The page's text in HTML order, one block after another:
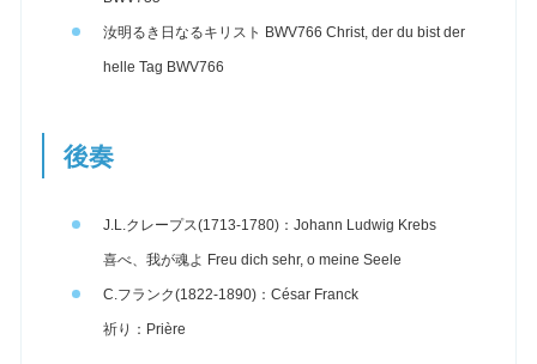
汝明るき日なるキリスト BWV766 Christ, der du bist der
helle Tag BWV766
後奏
J.L.クレープス(1713-1780)：Johann Ludwig Krebs
喜べ、我が魂よ Freu dich sehr, o meine Seele
C.フランク(1822-1890)：César Franck
祈り：Prière